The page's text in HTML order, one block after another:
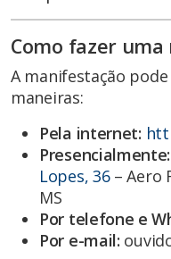
Como fazer
A manifestação
maneiras:
Pela internet:
Presencialmente:
Lopes, 36– Aero
MS
Por telefone e
Por e-mail: